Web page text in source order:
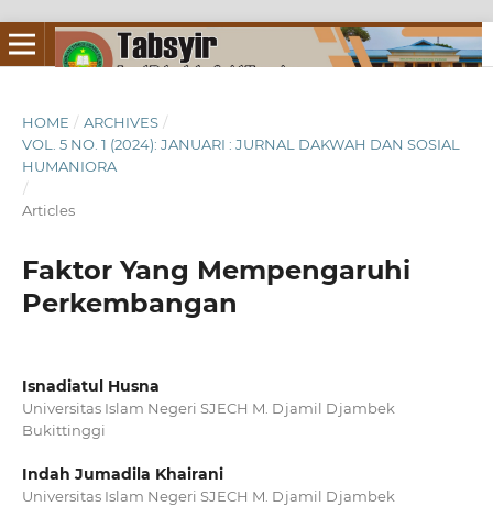
HOME / ARCHIVES /
VOL. 5 NO. 1 (2024): JANUARI : JURNAL DAKWAH DAN SOSIAL
HUMANIORA
/
Articles
Faktor Yang Mempengaruhi
Perkembangan
Isnadiatul Husna
Universitas Islam Negeri SJECH M. Djamil Djambek
Bukittinggi
Indah Jumadila Khairani
Universitas Islam Negeri SJECH M. Djamil Djambek